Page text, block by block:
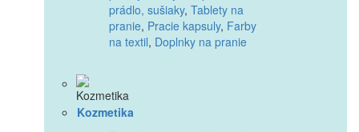
prádlo, sušiaky, Tablety na
pranie, Pracie kapsuly, Farby
na textil, Doplnky na pranie
Kozmetika